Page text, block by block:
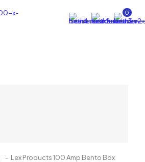
0
- Lex Products 100 Amp Bento Box